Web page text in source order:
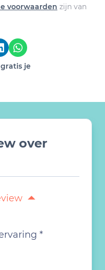
voorwaarden zijn van
je
over
*